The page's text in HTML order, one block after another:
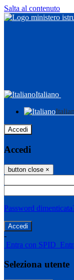
Salta al contenuto
Italiano
Accedi
Accedi
button close ×
Password
-
Entra con SPID
Seleziona utente